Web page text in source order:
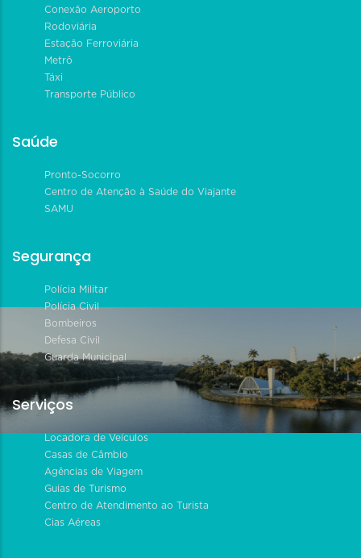
Conexão Aeroporto
Rodoviária
Estação Ferroviária
Metrô
Táxi
Transporte Público
Saúde
Pronto-Socorro
Centro de Atenção à Saúde do Viajante
SAMU
Segurança
Polícia Militar
Polícia Civil
Bombeiros
Defesa Civil
Guarda Municipal
Serviços
Locadora de Veículos
Casas de Câmbio
Agências de Viagem
Guias de Turismo
Centro de Atendimento ao Turista
Cias Aéreas